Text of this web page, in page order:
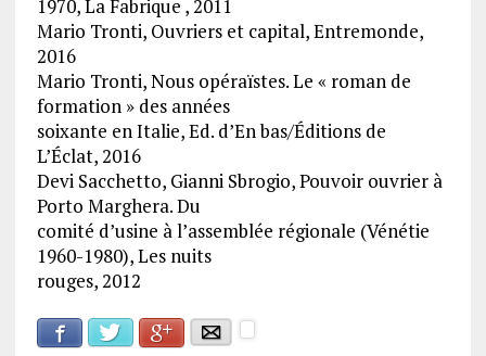
1970, La Fabrique , 2011
Mario Tronti, Ouvriers et capital, Entremonde,
2016
Mario Tronti, Nous opéraïstes. Le « roman de
formation » des années
soixante en Italie, Ed. d’En bas/Éditions de
L’Éclat, 2016
Devi Sacchetto, Gianni Sbrogio, Pouvoir ouvrier à
Porto Marghera. Du
comité d’usine à l’assemblée régionale (Vénétie
1960-1980), Les nuits
rouges, 2012
FacebookTwitterGoogle+E-mail